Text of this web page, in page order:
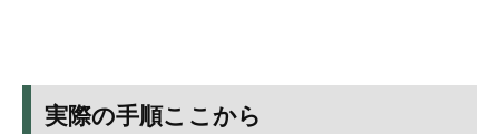
実際の手順ここから